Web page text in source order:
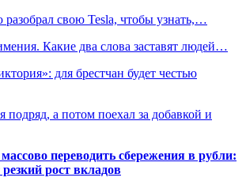
свою Tesla, чтобы узнать,…
Какие два слова заставят людей…
для брестчан будет честью
а потом поехал за добавкой и
переводить сбережения в рубли:
рост вкладов